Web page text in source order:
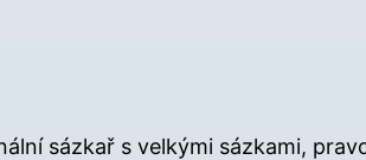
sázkař s velkými sázkami,